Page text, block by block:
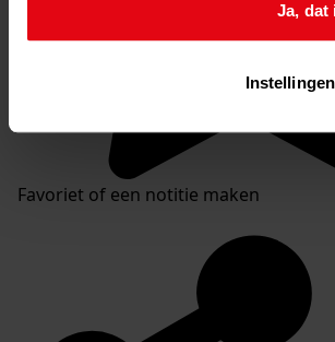
Ja, dat
Favoriet of een notitie maken